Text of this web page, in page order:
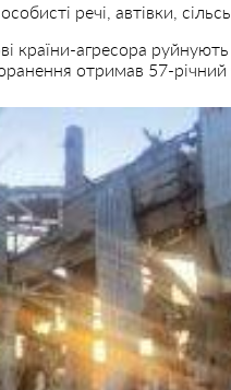
речі, автівки,
країни-агресора
отримав 57-річний